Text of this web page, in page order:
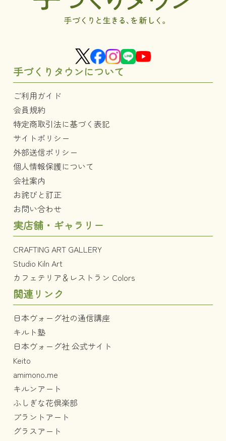
手づくりタウンについて
ご利用ガイド
会員規約
特定商取引法に基づく表記
サイトポリシー
外部送信ポリシー
個人情報保護について
会社案内
お詫びと訂正
お問い合わせ
実店舗・ギャラリー
CRAFTING ART GALLERY
Studio Kiln Art
カフェテリア＆レストラン Colors
関連リンク
日本ヴォーグ社の通信講座
キルト塾
日本ヴォーグ社 公式サイト
Keito
amimono.me
キルンアート
ふしぎな花倶楽部
プラントアート
グラスアート